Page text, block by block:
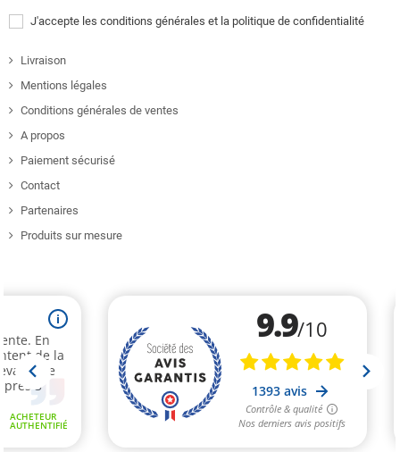
J'accepte les conditions générales et la politique de confidentialité
Livraison
Mentions légales
Conditions générales de ventes
A propos
Paiement sécurisé
Contact
Partenaires
Produits sur mesure